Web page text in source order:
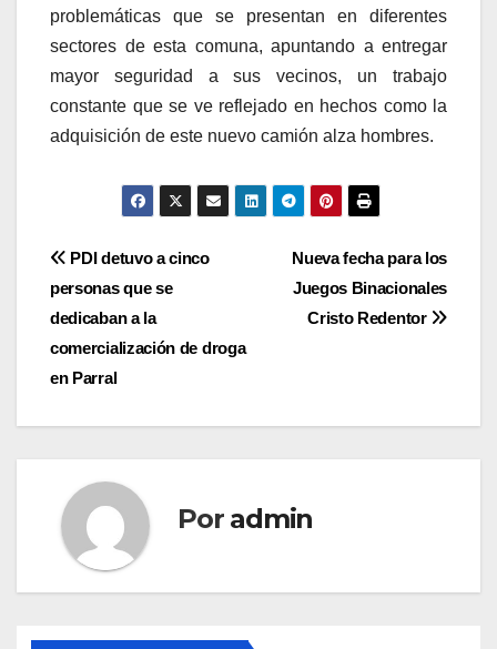
problemáticas que se presentan en diferentes
sectores de esta comuna, apuntando a entregar
mayor seguridad a sus vecinos, un trabajo
constante que se ve reflejado en hechos como la
adquisición de este nuevo camión alza hombres.
Navegación
de
entradas
Nueva fecha para los
Juegos Binacionales
Cristo Redentor
PDI detuvo a cinco
personas que se
dedicaban a la
comercialización de droga
en Parral
Por admin